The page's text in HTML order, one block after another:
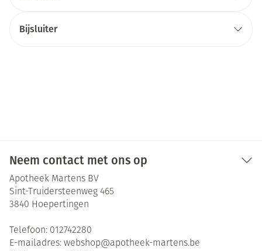
Bijsluiter
Neem contact met ons op
Apotheek Martens BV
Sint-Truidersteenweg 465
3840 Hoepertingen
Telefoon: 012742280
E-mailadres: webshop@apotheek-martens.be